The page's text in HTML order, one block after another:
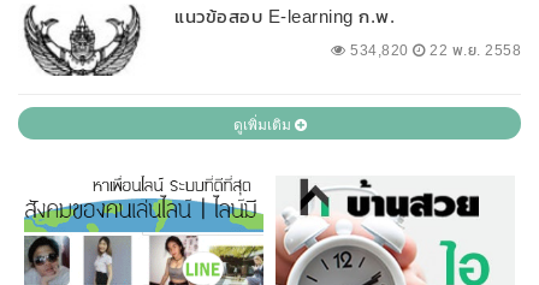
แนวข้อสอบ E-learning ก.พ.
534,820 22 พ.ย. 2558
ดูเพิ่มเติม